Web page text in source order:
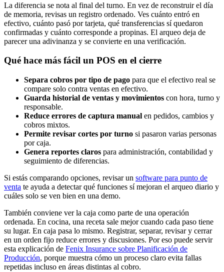
La diferencia se nota al final del turno. En vez de reconstruir el día
de memoria, revisas un registro ordenado. Ves cuánto entró en
efectivo, cuánto pasó por tarjeta, qué transferencias sí quedaron
confirmadas y cuánto corresponde a propinas. El arqueo deja de
parecer una adivinanza y se convierte en una verificación.
Qué hace más fácil un POS en el cierre
Separa cobros por tipo de pago para que el efectivo real se
compare solo contra ventas en efectivo.
Guarda historial de ventas y movimientos con hora, turno y
responsable.
Reduce errores de captura manual en pedidos, cambios y
cobros mixtos.
Permite revisar cortes por turno si pasaron varias personas
por caja.
Genera reportes claros para administración, contabilidad y
seguimiento de diferencias.
Si estás comparando opciones, revisar un software para punto de
venta te ayuda a detectar qué funciones sí mejoran el arqueo diario y
cuáles solo se ven bien en una demo.
También conviene ver la caja como parte de una operación
ordenada. En cocina, una receta sale mejor cuando cada paso tiene
su lugar. En caja pasa lo mismo. Registrar, separar, revisar y cerrar
en un orden fijo reduce errores y discusiones. Por eso puede servir
esta explicación de Fenix Insurance sobre Planificación de
Producción, porque muestra cómo un proceso claro evita fallas
repetidas incluso en áreas distintas al cobro.